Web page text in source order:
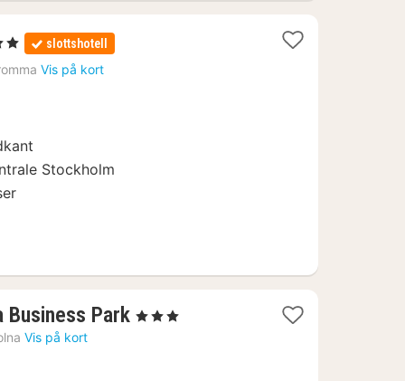
slottshotell
Vis på kort
Stockholm
Business Park 1
, 3 Stjerner
Vis på kort